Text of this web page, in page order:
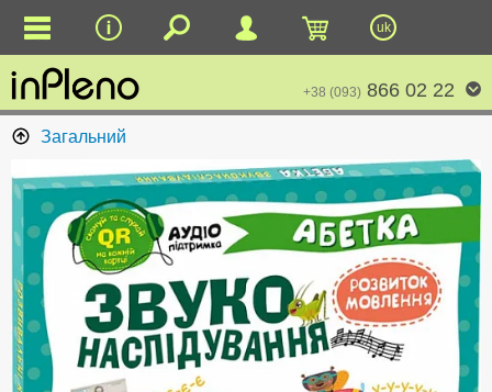
uk
+38 (093) 866 02 22
Загальний